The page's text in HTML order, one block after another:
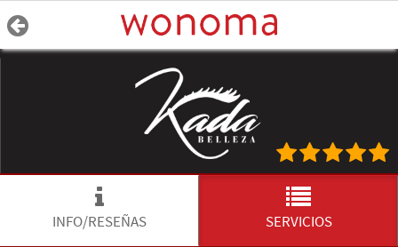
INFO/RESEÑAS SERVICIOS